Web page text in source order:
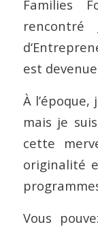
Families
rencontré
est
À l’époque,
mais je
cette
originalité
Vous